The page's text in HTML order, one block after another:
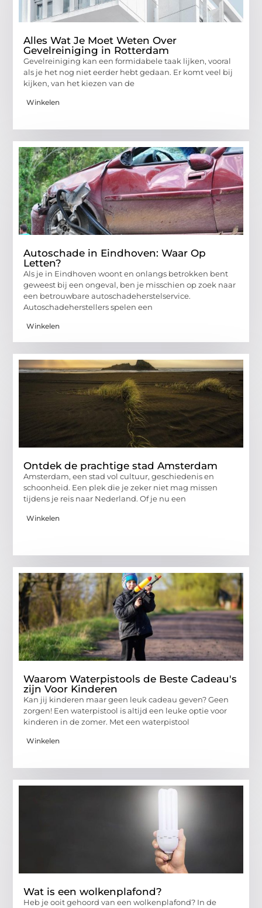
Alles Wat Je Moet Weten Over
Gevelreiniging in Rotterdam
Gevelreiniging kan een formidabele taak lijken, vooral
als je het nog niet eerder hebt gedaan. Er komt veel bij
kijken, van het kiezen van de
Winkelen
Autoschade in Eindhoven: Waar Op
Letten?
Als je in Eindhoven woont en onlangs betrokken bent
geweest bij een ongeval, ben je misschien op zoek naar
een betrouwbare autoschadeherstelservice.
Autoschadeherstellers spelen een
Winkelen
Ontdek de prachtige stad Amsterdam
Amsterdam, een stad vol cultuur, geschiedenis en
schoonheid. Een plek die je zeker niet mag missen
tijdens je reis naar Nederland. Of je nu een
Winkelen
Waarom Waterpistools de Beste Cadeau's
zijn Voor Kinderen
Kan jij kinderen maar geen leuk cadeau geven? Geen
zorgen! Een waterpistool is altijd een leuke optie voor
kinderen in de zomer. Met een waterpistool
Winkelen
Wat is een wolkenplafond?
Heb je ooit gehoord van een wolkenplafond? In de